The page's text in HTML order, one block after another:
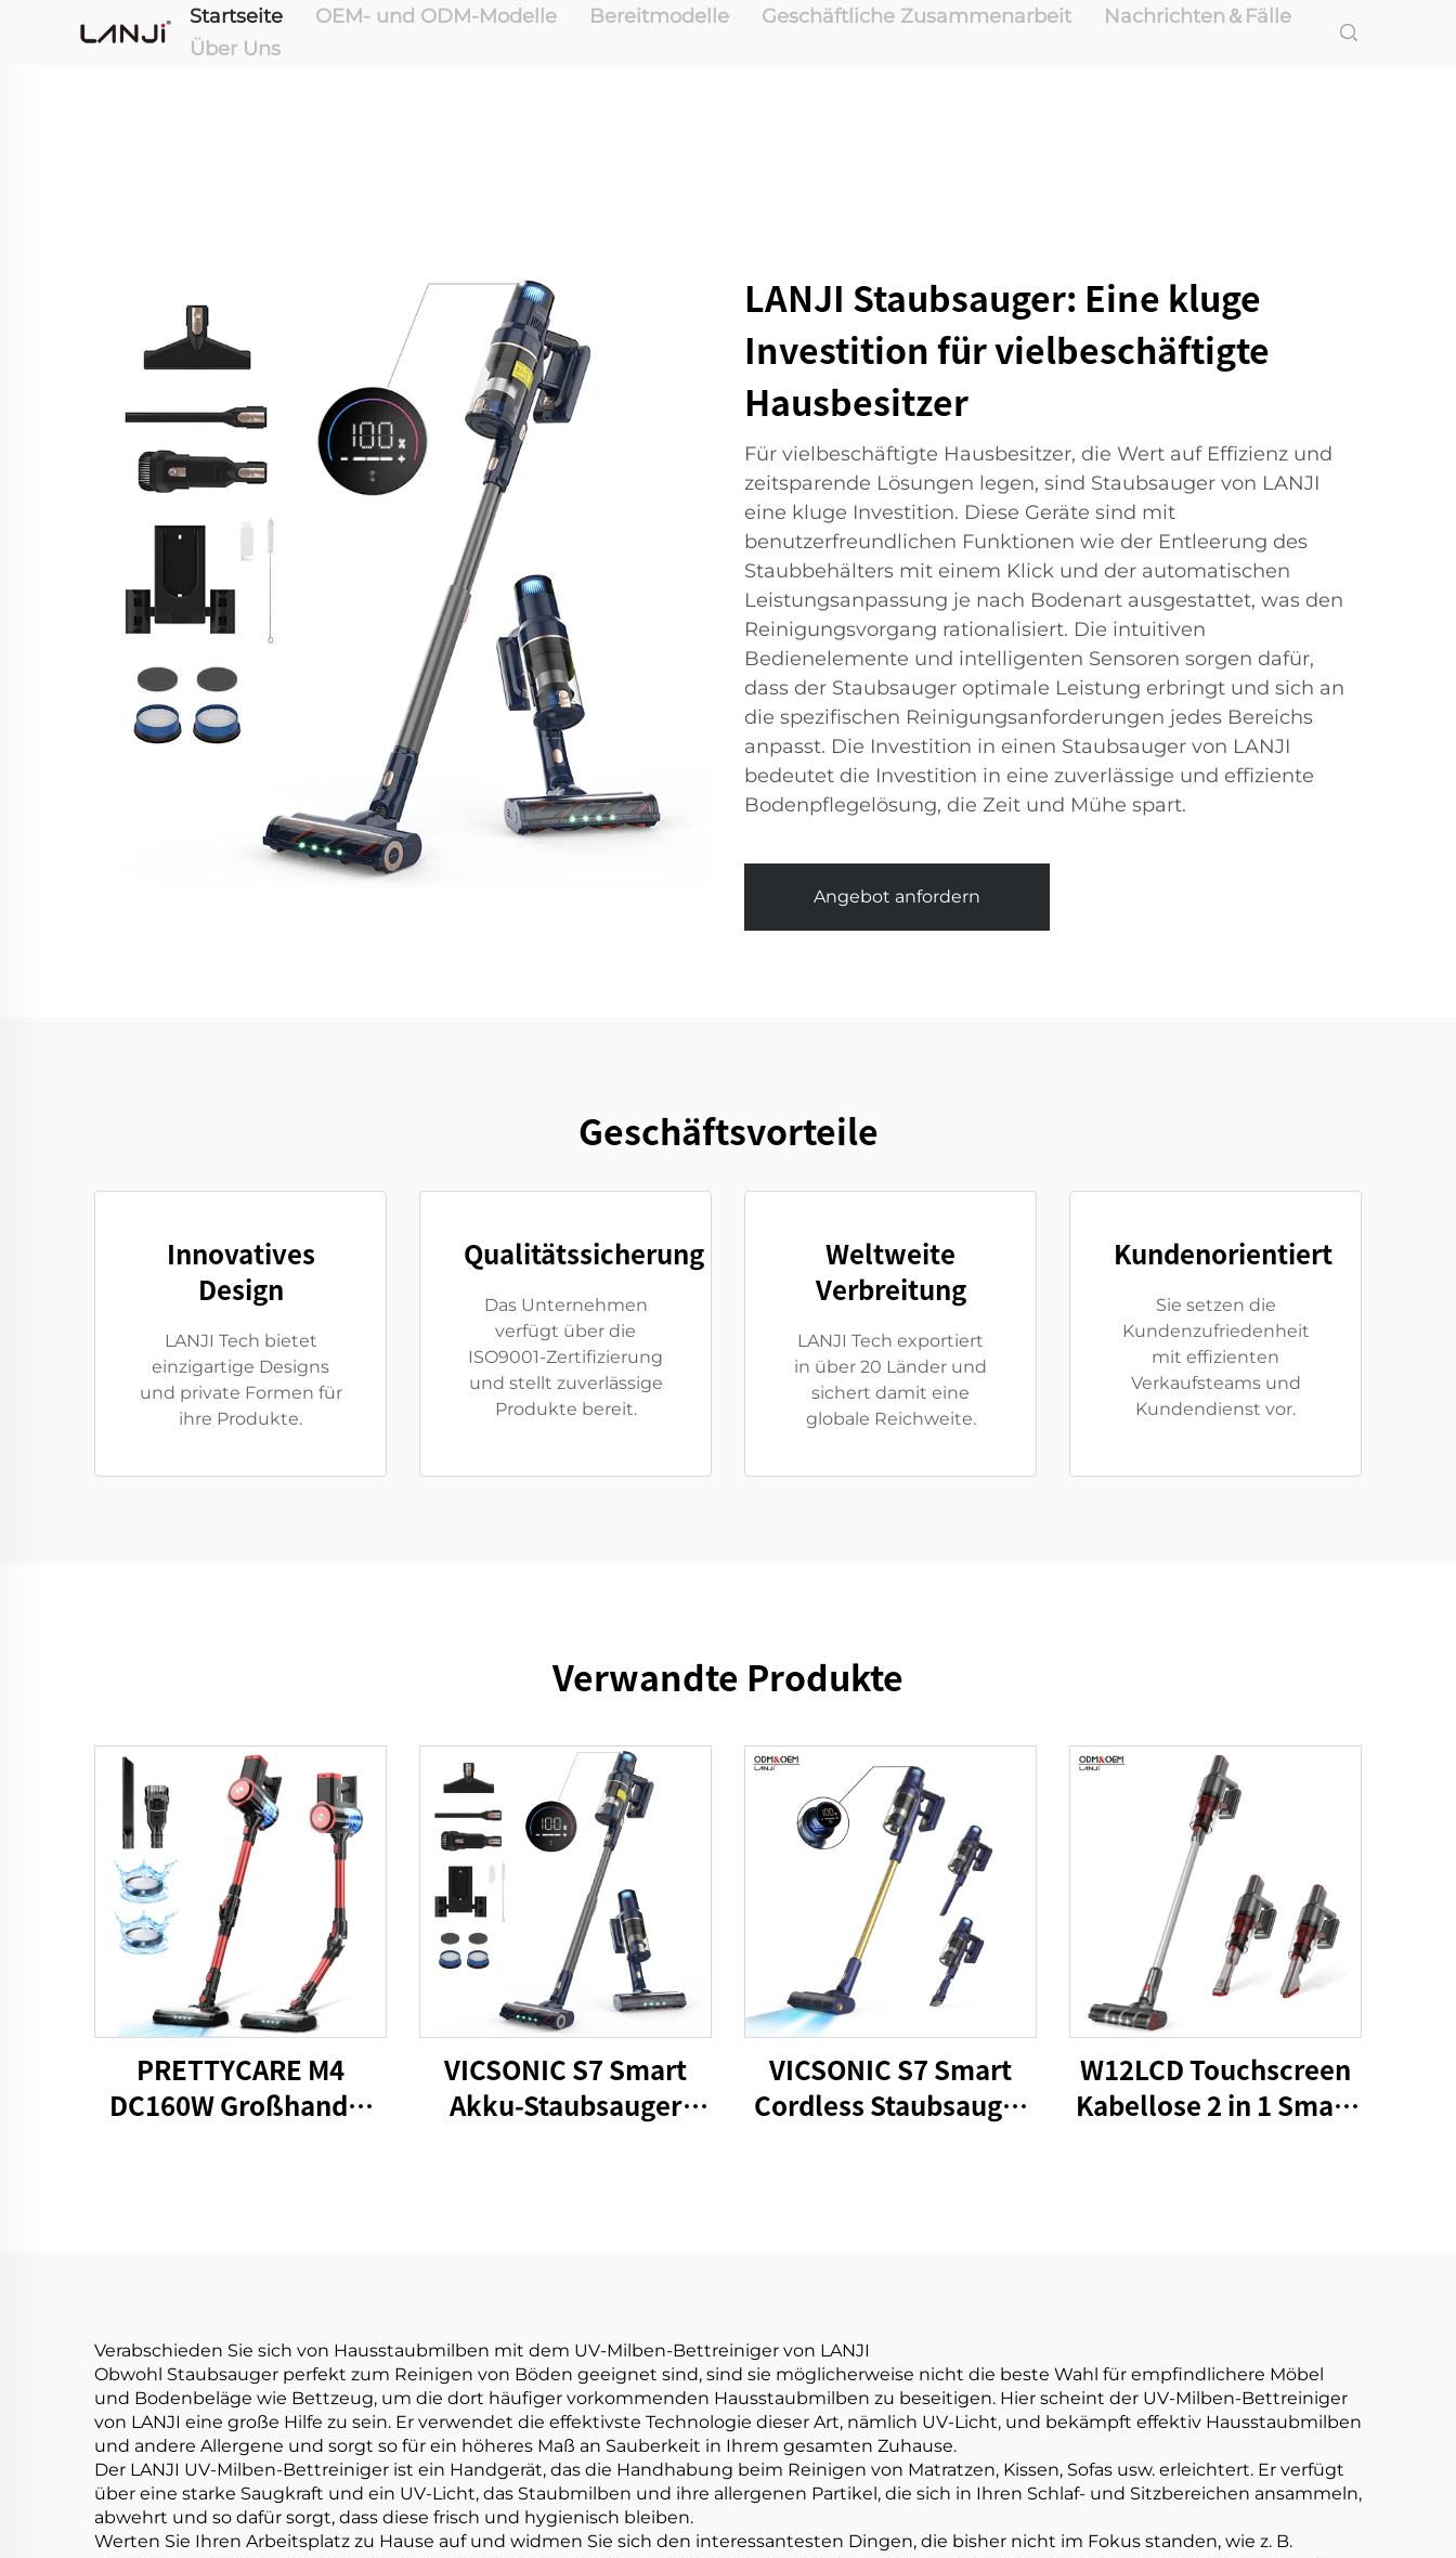
Startseite OEM- und ODM-Modelle Bereitmodelle Geschäftliche Zusammenarbeit
Nachrichten＆Fälle
Über Uns
LANJI Staubsauger: Eine kluge
Investition für vielbeschäftigte
Hausbesitzer
Für vielbeschäftigte Hausbesitzer, die Wert auf Effizienz und
zeitsparende Lösungen legen, sind Staubsauger von LANJI
eine kluge Investition. Diese Geräte sind mit
benutzerfreundlichen Funktionen wie der Entleerung des
Staubbehälters mit einem Klick und der automatischen
Leistungsanpassung je nach Bodenart ausgestattet, was den
Reinigungsvorgang rationalisiert. Die intuitiven
Bedienelemente und intelligenten Sensoren sorgen dafür,
dass der Staubsauger optimale Leistung erbringt und sich an
die spezifischen Reinigungsanforderungen jedes Bereichs
anpasst. Die Investition in einen Staubsauger von LANJI
bedeutet die Investition in eine zuverlässige und effiziente
Bodenpflegelösung, die Zeit und Mühe spart.
Angebot anfordern
Geschäftsvorteile
Innovatives
Design
LANJI Tech bietet
einzigartige Designs
und private Formen für
ihre Produkte.
Qualitätssicherung
Das Unternehmen
verfügt über die
ISO9001-Zertifizierung
und stellt zuverlässige
Produkte bereit.
Weltweite
Verbreitung
LANJI Tech exportiert
in über 20 Länder und
sichert damit eine
globale Reichweite.
Kundenorientiert
Sie setzen die
Kundenzufriedenheit
mit effizienten
Verkaufsteams und
Kundendienst vor.
Verwandte Produkte
PRETTYCARE M4
DC160W Großhandel
VICSONIC S7 Smart
Akku-Staubsauger
VICSONIC S7 Smart
Cordless Staubsauger
W12LCD Touchscreen
Kabellose 2 in 1 Smart
Verabschieden Sie sich von Hausstaubmilben mit dem UV-Milben-Bettreiniger von LANJI
Obwohl Staubsauger perfekt zum Reinigen von Böden geeignet sind, sind sie möglicherweise nicht die beste Wahl für empfindlichere Möbel
und Bodenbeläge wie Bettzeug, um die dort häufiger vorkommenden Hausstaubmilben zu beseitigen. Hier scheint der UV-Milben-Bettreiniger
von LANJI eine große Hilfe zu sein. Er verwendet die effektivste Technologie dieser Art, nämlich UV-Licht, und bekämpft effektiv Hausstaubmilben
und andere Allergene und sorgt so für ein höheres Maß an Sauberkeit in Ihrem gesamten Zuhause.
Der LANJI UV-Milben-Bettreiniger ist ein Handgerät, das die Handhabung beim Reinigen von Matratzen, Kissen, Sofas usw. erleichtert. Er verfügt
über eine starke Saugkraft und ein UV-Licht, das Staubmilben und ihre allergenen Partikel, die sich in Ihren Schlaf- und Sitzbereichen ansammeln,
abwehrt und so dafür sorgt, dass diese frisch und hygienisch bleiben.
Werten Sie Ihren Arbeitsplatz zu Hause auf und widmen Sie sich den interessantesten Dingen, die bisher nicht im Fokus standen, wie z. B.